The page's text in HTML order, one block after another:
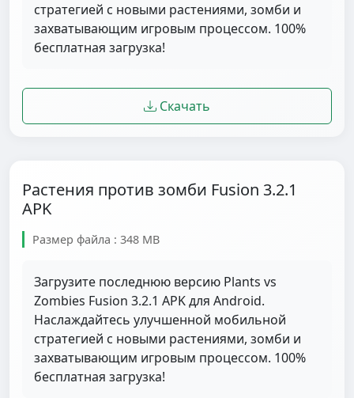
стратегией с новыми растениями, зомби и
захватывающим игровым процессом. 100%
бесплатная загрузка!
Скачать
Растения против зомби Fusion 3.2.1
APK
Размер файла : 348 MB
Загрузите последнюю версию Plants vs
Zombies Fusion 3.2.1 APK для Android.
Наслаждайтесь улучшенной мобильной
стратегией с новыми растениями, зомби и
захватывающим игровым процессом. 100%
бесплатная загрузка!